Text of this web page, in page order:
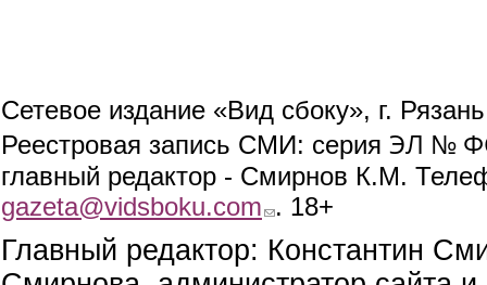
Сетевое издание «Вид сбоку», г.
Реестровая запись СМИ: серия ЭЛ №
главный редактор - Смирнов К.М.
gazeta@vidsboku.com (link sends e-mail)
. 18+
Главный редактор: Константин